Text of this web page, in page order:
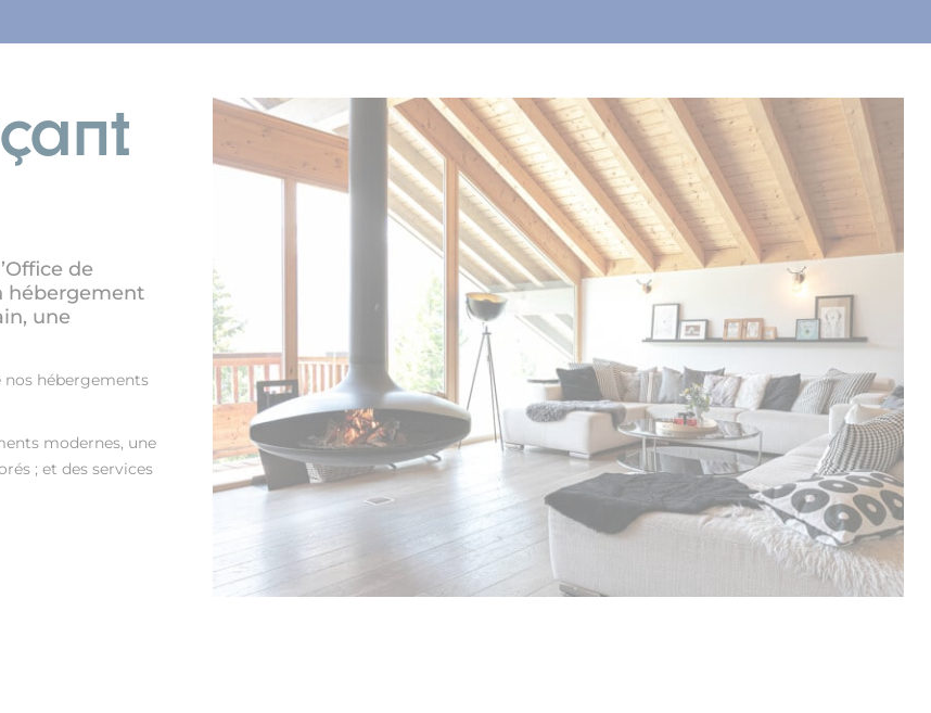
de
hébergement
une
nos hébergements
modernes, une
; et des services